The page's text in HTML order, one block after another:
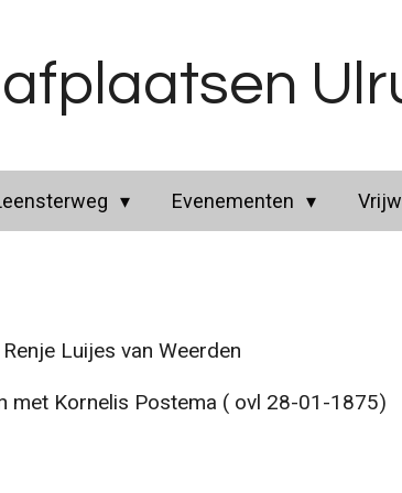
Evenementen
Luijes van Weerden
Kornelis Postema ( ovl 28-01-1875)